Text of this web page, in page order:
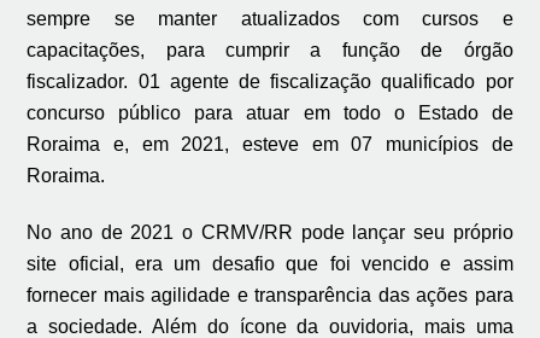
sempre se manter atualizados comcursos e
capacitações, para cumprir a função de órgão
fiscalizador. 01 agente de fiscalizaçãoqualificado por
concurso público para atuar em todo o
Estado de
Roraima e, em 2021, esteve em 07 municípios de
Roraima.
No ano de 2021 o CRMV/RR pode lançar seu próprio
site oficial, era um desafio que foi vencido e assim
fornecer mais agilidade e transparência das ações para
a sociedade. Além do ícone da ouvidoria, mais uma